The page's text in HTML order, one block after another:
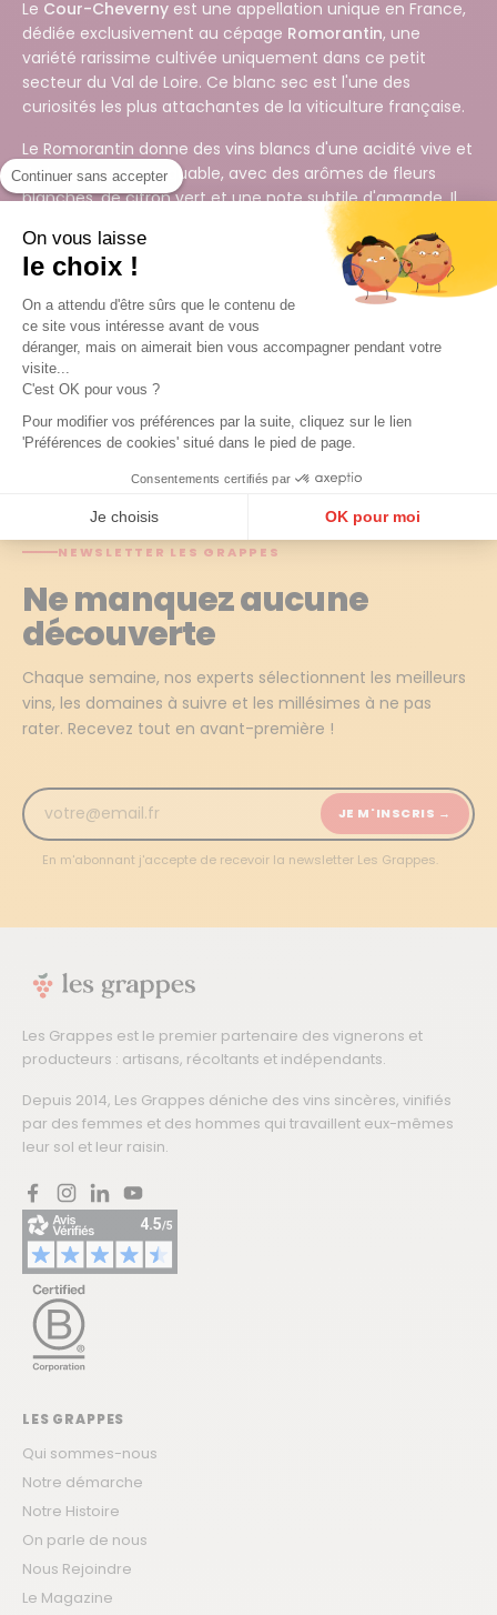
Continuer sans accepter
On vous laisse
le choix !
On a attendu d'être sûrs que le contenu de
ce site vous intéresse avant de vous
déranger, mais on aimerait bien vous accompagner pendant votre
visite...
C'est OK pour vous ?
Pour modifier vos préférences par la suite, cliquez sur le lien
'Préférences de cookies' situé dans le pied de page.
Consentements certifiés par
Je choisis OK pour moi
Axeptio consent
Plateforme de Gestion du Consentement : Personnalisez vos Options
Notre plateforme vous permet d'adapter et de gérer vos paramètres de confidentialité, en
Le Cour-Cheverny est une appellation unique en France,
dédiée exclusivement au cépage Romorantin, une
variété rarissime cultivée uniquement dans ce petit
secteur du Val de Loire. Ce blanc sec est l'une des
curiosités les plus attachantes de la viticulture française.
Le Romorantin donne des vins blancs d'une acidité vive et
de longueur remarquable, avec des arômes de fleurs
blanches, de citron vert et une note subtile d'amande. Il
vieillit très bien. À découvrir absolument pour les
amateurs de cépages rares.
Acheter votre vin en ligne en toute
confiance
Cartons anti casse
renforcés
Livraison 1 à 3 jours
ouvrés
NEWSLETTER LES GRAPPES
Ne manquez aucune
découverte
Chaque semaine, nos experts sélectionnent les meilleurs
vins, les domaines à suivre et les millésimes à ne pas
rater. Recevez tout en avant-première !
JE M'INSCRIS →
En m'abonnant j'accepte de recevoir la newsletter Les Grappes.
Les Grappes est le premier partenaire des vignerons et
producteurs : artisans, récoltants et indépendants.
Depuis 2014, Les Grappes déniche des vins sincères, vinifiés
par des femmes et des hommes qui travaillent eux-mêmes
leur sol et leur raisin.
FacebookInstagram
LinkedInYouTube
LES GRAPPES
Qui sommes-nous
Notre démarche
Notre Histoire
On parle de nous
Nous Rejoindre
Le Magazine